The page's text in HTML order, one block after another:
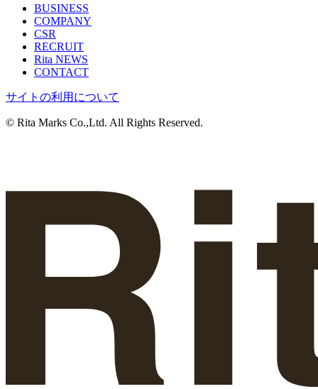
BUSINESS
COMPANY
CSR
RECRUIT
Rita NEWS
CONTACT
サイトの利用について
© Rita Marks Co.,Ltd. All Rights Reserved.